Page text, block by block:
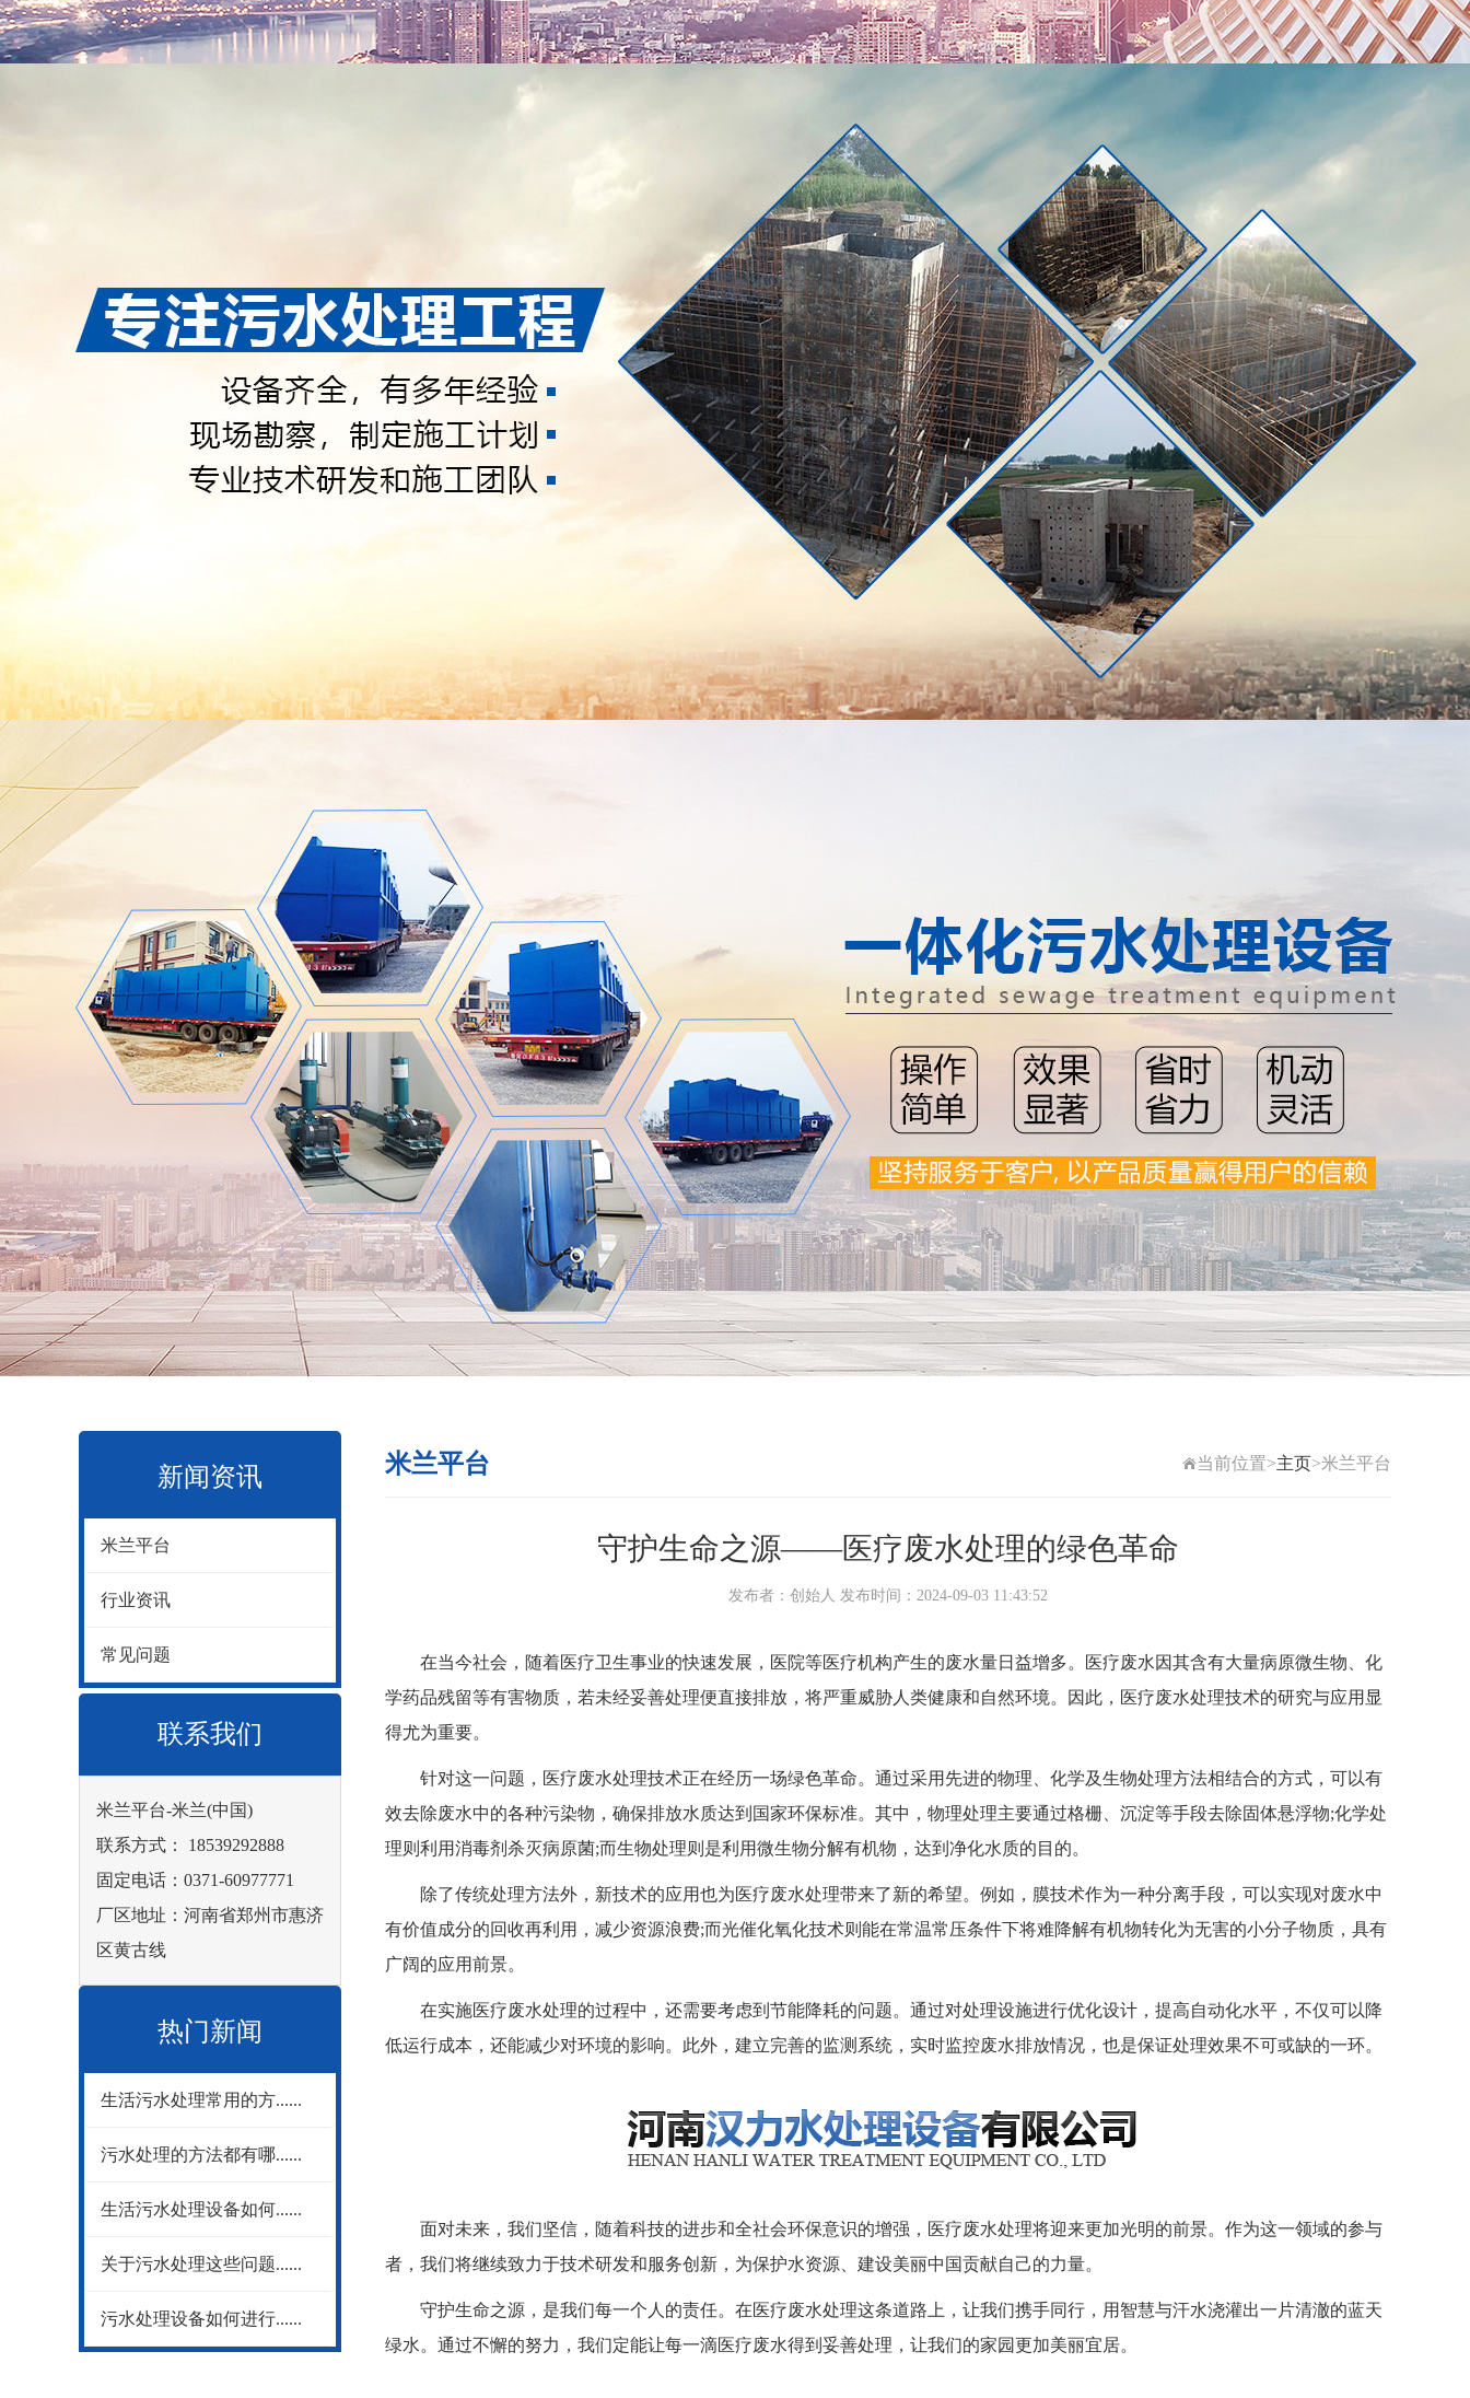
新闻资讯
米兰平台
行业资讯
常见问题
联系我们
米兰平台-米兰(中国)
联系方式： 18539292888
固定电话：0371-60977771
厂区地址：河南省郑州市惠济
区黄古线
热门新闻
生活污水处理常用的方......
污水处理的方法都有哪......
生活污水处理设备如何......
关于污水处理这些问题......
污水处理设备如何进行......
米兰平台 当前位置>主页>米兰平台
守护生命之源——医疗废水处理的绿色革命
发布者：创始人 发布时间：2024-09-03 11:43:52
在当今社会，随着医疗卫生事业的快速发展，医院等医疗机构产生的废水量日益增多。医疗废水因其含有大量病原微生物、化
学药品残留等有害物质，若未经妥善处理便直接排放，将严重威胁人类健康和自然环境。因此， 医疗废水处理技术的研究与应用显
得尤为重要。
针对这一问题，医疗废水处理技术正在经历一场绿色革命。通过采用先进的物理、化学及生物处理方法相结合的方式，可以有
效去除废水中的各种污染物，确保排放水质达到国家环保标准。其中，物理处理主要通过格栅、沉淀等手段去除固体悬浮物;化学处
理则利用消毒剂杀灭病原菌;而生物处理则是利用微生物分解有机物，达到净化水质的目的。
除了传统处理方法外，新技术的应用也为医疗废水处理带来了新的希望。例如，膜技术作为一种分离手段，可以实现对废水中
有价值成分的回收再利用，减少资源浪费;而光催化氧化技术则能在常温常压条件下将难降解有机物转化为无害的小分子物质，具有
广阔的应用前景。
在实施医疗废水处理的过程中，还需要考虑到节能降耗的问题。通过对处理设施进行优化设计，提高自动化水平，不仅可以降
低运行成本，还能减少对环境的影响。此外，建立完善的监测系统，实时监控废水排放情况，也是保证处理效果不可或缺的一环。
面对未来，我们坚信，随着科技的进步和全社会环保意识的增强，医疗废水处理将迎来更加光明的前景。作为这一领域的参与
者，我们将继续致力于技术研发和服务创新，为保护水资源、建设美丽中国贡献自己的力量。
守护生命之源，是我们每一个人的责任。在医疗废水处理这条道路上，让我们携手同行，用智慧与汗水浇灌出一片清澈的蓝天
绿水。通过不懈的努力，我们定能让每一滴医疗废水得到妥善处理，让我们的家园更加美丽宜居。